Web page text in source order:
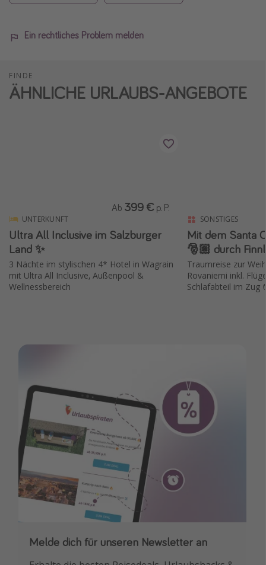
Ein rechtliches Problem melden
FINDE
ÄHNLICHE URLAUBS-ANGEBOTE
UNTERKUNFT
Ultra All Inclusive im Salzburger
Land ✨
3 Nächte im stylischen 4* Hotel in Wagrain
mit Ultra All Inclusive, Außenpool &
Wellnessbereich
Ab 399 € p. P.
SONSTIGES
Mit dem Santa
🎅🏼 durch
Traumreise zur
Rovaniemi inkl.
Schlafabteil im Zug
Melde dich für unseren Newsletter an
Downloade unsere App